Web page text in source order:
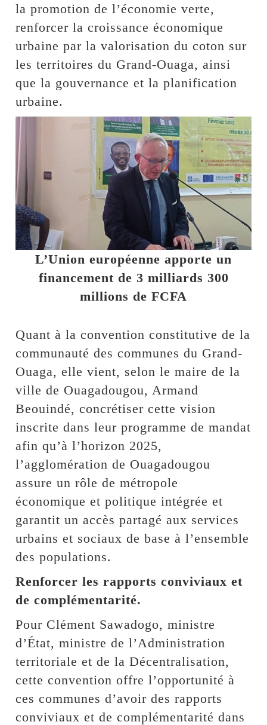
la promotion de l’économie verte,
renforcer la croissance économique
urbaine par la valorisation du coton sur
les territoires du Grand-Ouaga, ainsi
que la gouvernance et la planification
urbaine.
L’Union européenne apporte un
financement de 3 milliards 300
millions de FCFA
Quant à la convention constitutive de la
communauté des communes du Grand-
Ouaga, elle vient, selon le maire de la
ville de Ouagadougou, Armand
Beouindé, concrétiser cette vision
inscrite dans leur programme de mandat
afin qu’à l’horizon 2025,
l’agglomération de Ouagadougou
assure un rôle de métropole
économique et politique intégrée et
garantit un accès partagé aux services
urbains et sociaux de base à l’ensemble
des populations.
Renforcer les rapports conviviaux et
de complémentarité.
Pour Clément Sawadogo, ministre
d’État, ministre de l’Administration
territoriale et de la Décentralisation,
cette convention offre l’opportunité à
ces communes d’avoir des rapports
conviviaux et de complémentarité dans